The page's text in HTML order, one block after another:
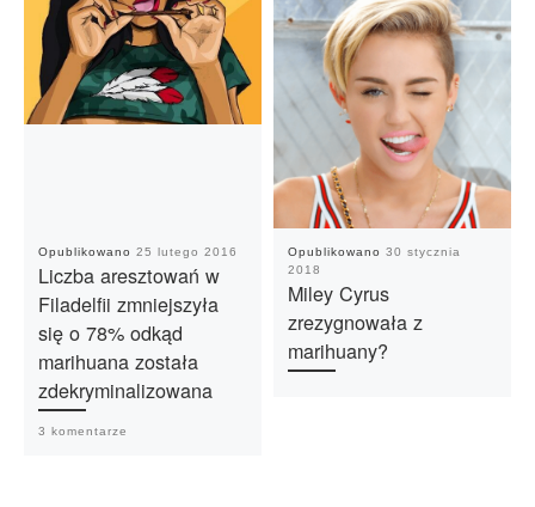
Opublikowano 25 lutego 2016
Liczba aresztowań w
Filadelfii zmniejszyła
się o 78% odkąd
marihuana została
zdekryminalizowana
3 komentarze
Opublikowano 30 stycznia
2018
Miley Cyrus
zrezygnowała z
marihuany?